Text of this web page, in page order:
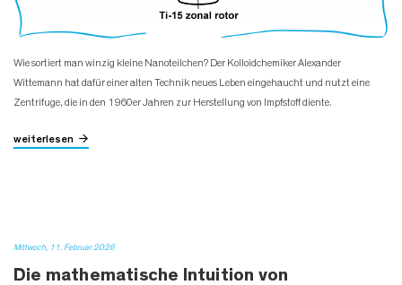
Wie sortiert man winzig kleine Nanoteilchen? Der Kolloidchemiker Alexander
Wittemann hat dafür einer alten Technik neues Leben eingehaucht und nutzt eine
Zentrifuge, die in den 1960er Jahren zur Herstellung von Impfstoff diente.
weiterlesen
Mittwoch, 11. Februar 2026
Die mathematische Intuition von